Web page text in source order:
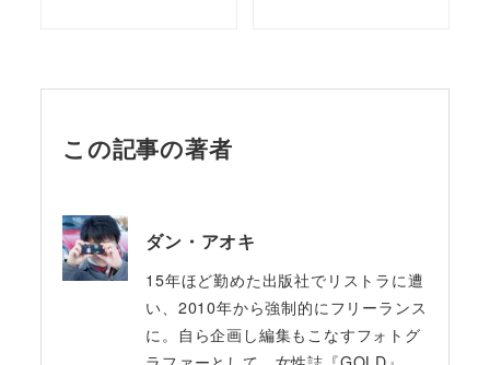
この記事の著者
ダン・アオキ
15年ほど勤めた出版社でリストラに遭
い、2010年から強制的にフリーランス
に。自ら企画し編集もこなすフォトグ